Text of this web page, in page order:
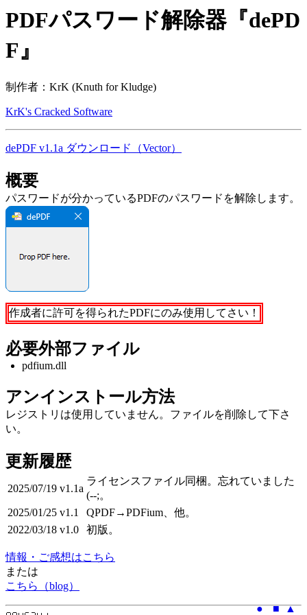
PDFパスワード解除器『dePD
F』
制作者：KrK (Knuth for Kludge)
KrK's Cracked Software
dePDF v1.1a ダウンロード（Vector）
概要
パスワードが分かっているPDFのパスワードを解除します。
作成者に許可を得られたPDFにのみ使用してさい！
必要外部ファイル
pdfium.dll
アンインストール方法
レジストリは使用していません。ファイルを削除して下さ
い。
更新履歴
2025/07/19 v1.1a
ライセンスファイル同梱。忘れていました
(--;。
2025/01/25 v1.1
QPDF→PDFium、他。
2022/03/18 v1.0 初版。
情報・ご感想はこちら
または
こちら（blog）
●
■ ▲